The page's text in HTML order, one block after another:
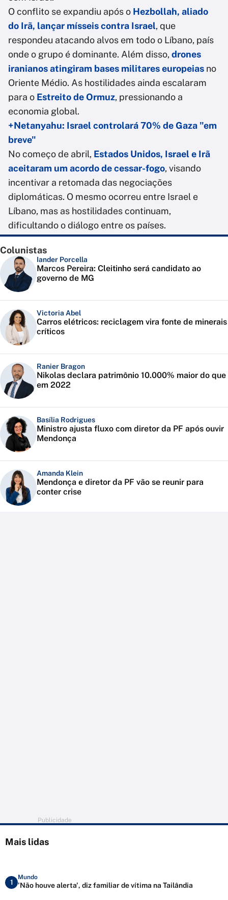
O conflito se expandiu após o Hezbollah, aliado
do Irã, lançar mísseis contra Israel, que
respondeu atacando alvos em todo o Líbano, país
onde o grupo é dominante. Além disso, drones
iranianos atingiram bases militares europeias no
Oriente Médio. As hostilidades ainda escalaram
para o Estreito de Ormuz, pressionando a
economia global.
+Netanyahu: Israel controlará 70% de Gaza "em
breve"
No começo de abril, Estados Unidos, Israel e Irã
aceitaram um acordo de cessar-fogo, visando
incentivar a retomada das negociações
diplomáticas. O mesmo ocorreu entre Israel e
Líbano, mas as hostilidades continuam,
dificultando o diálogo entre os países.
Colunistas
Iander Porcella
Marcos Pereira: Cleitinho será candidato ao
governo de MG
Victoria Abel
Carros elétricos: reciclagem vira fonte de minerais
críticos
Ranier Bragon
Nikolas declara patrimônio 10.000% maior do que
em 2022
Basília Rodrigues
Ministro ajusta fluxo com diretor da PF após ouvir
Mendonça
Amanda Klein
Mendonça e diretor da PF vão se reunir para
conter crise
Publicidade
Mais lidas
1
Mundo
'Não houve alerta', diz familiar de vítima na Tailândia